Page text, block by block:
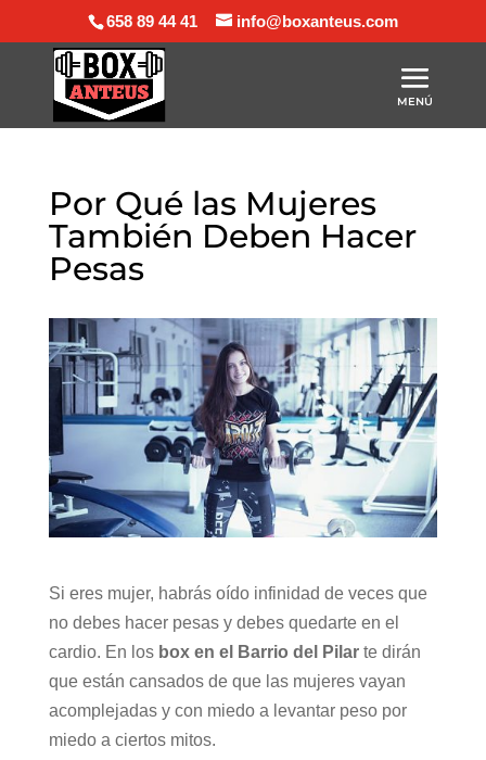
658 89 44 41 info@boxanteus.com
Por Qué las Mujeres
También Deben Hacer
Pesas
Si eres mujer, habrás oído infinidad de veces que
no debes hacer pesas y debes quedarte en el
cardio. En los box en el Barrio del Pilarte dirán
que están cansados de que las mujeres vayan
acomplejadas y con miedo a levantar peso por
miedo a ciertos mitos.